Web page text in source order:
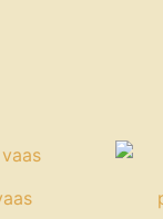
Huidige
20,00.